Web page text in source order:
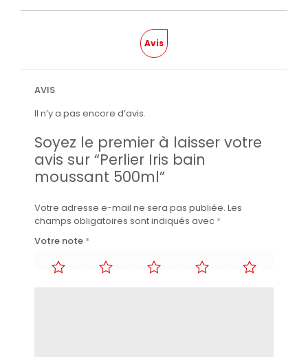
Avis
AVIS
Il n’y a pas encore d’avis.
Soyez le premier à laisser votre
avis sur “Perlier Iris bain
moussant 500ml”
Votre adresse e-mail ne sera pas publiée. Les
champs obligatoires sont indiqués avec *
Votre note *